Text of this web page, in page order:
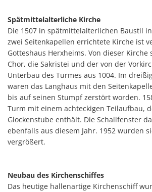
Spätmittelalterliche Kirche
Die 1507 in spätmittelalterlichen Baustil
zwei Seitenkapellen errichtete Kirche ist
Gotteshaus Herxheims. Von dieser Kirche
Chor, die Sakristei und der von der
Unterbau des Turmes aus 1004. Im
waren das Langhaus mit den
bis auf seinen Stumpf zerstört worden.
Turm mit einem achteckigen Teilaufbau,
Glockenstube enthält. Die Schallfenster
ebenfalls aus diesem Jahr. 1952 wurden
vergrößert.
Neubau des Kirchenschiffes
Das heutige hallenartige Kirchenschiff